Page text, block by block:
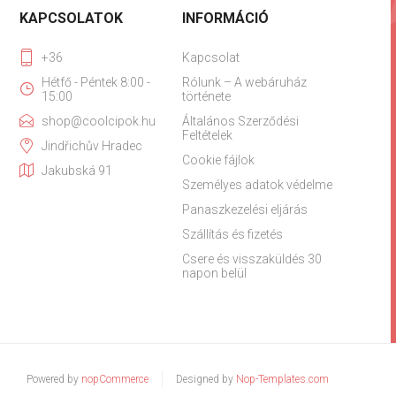
KAPCSOLATOK
+36
Hétfő - Péntek 8:00 -
15:00
shop@coolcipok.hu
Jindřichův Hradec
Jakubská 91
INFORMÁCIÓ
Kapcsolat
Rólunk – A webáruház
története
Általános Szerződési
Feltételek
Cookie fájlok
Személyes adatok védelme
Panaszkezelési eljárás
Szállítás és fizetés
Csere és visszaküldés 30
napon belül
Powered by nopCommerce Designed by Nop-Templates.com